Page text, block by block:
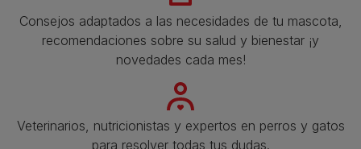
Consejos adaptados a las necesidades de tu mascota,
recomendaciones sobre su salud y bienestar ¡y
novedades cada mes!
Veterinarios, nutricionistas y expertos en perros y gatos
para resolver todas tus dudas.​